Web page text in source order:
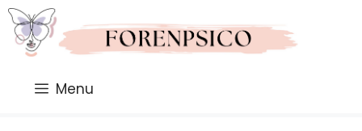
Saltar
al
contenido
Menu